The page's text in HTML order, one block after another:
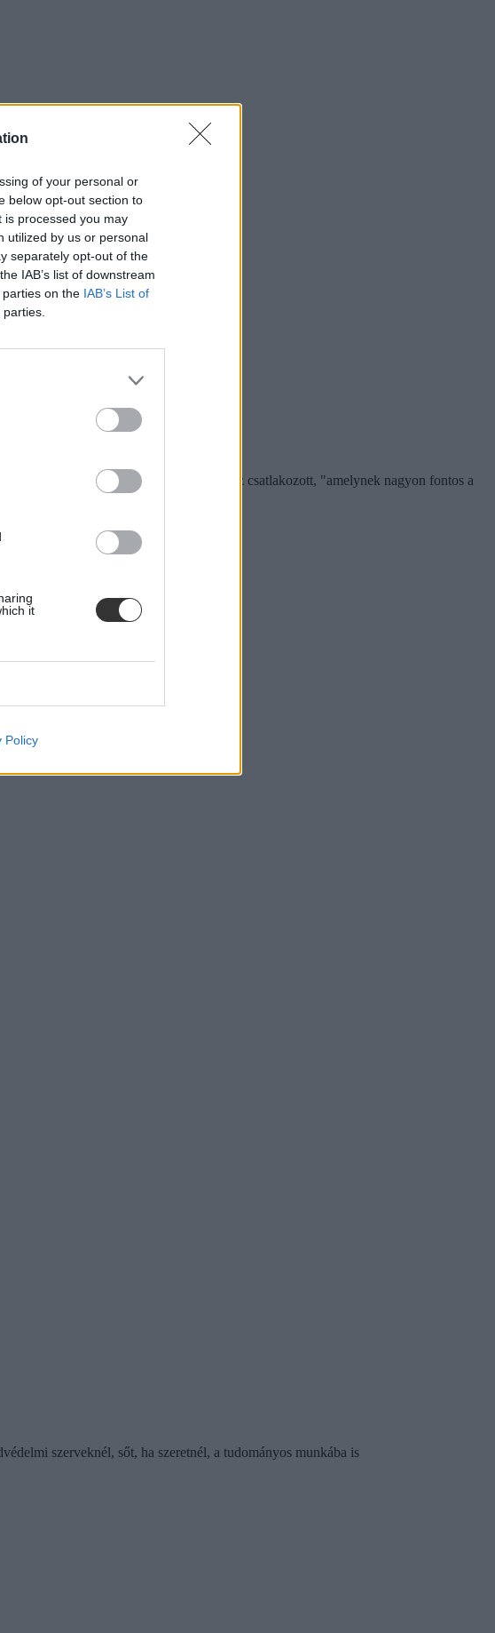
of your personal or
below opt-out section to
processed you may
utilized by us or personal
separately opt-out of the
IAB’s list of downstream
on the IAB’s List of
it
Policy
Pankotai egy olyan kiváló közösséghez csatlakozott, "amelynek nagyon fontos a
szerveknél, sőt, ha szeretnél, a tudományos munkába is